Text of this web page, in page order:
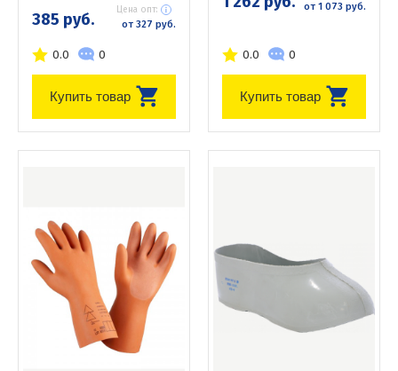
385 руб. Цена опт:
от 327 руб.
0.0 0
Купить товар
от 1 073 руб.
0.0 0
Купить товар